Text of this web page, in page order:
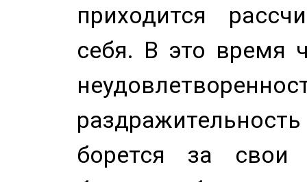
приходится
себя. В это время
борется за свои